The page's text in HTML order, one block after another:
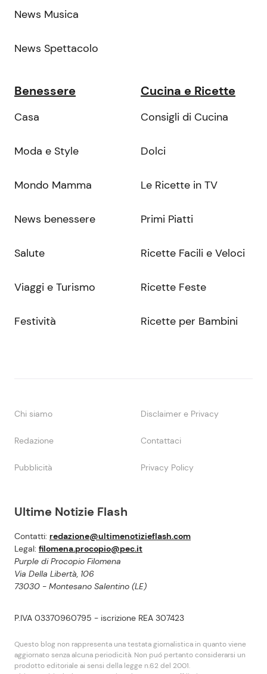
Ultime Notizie Flash
Contatti: redazione@ultimenotizieflash.com
Legal: filomena.procopio@pec.it
Purple di Procopio Filomena
Via Della Libertà, 106
73030 - Montesano Salentino (LE)
P.IVA 03370960795 - iscrizione REA 307423
Questo blog non rappresenta una testata giornalistica in quanto viene
aggiornato senza alcuna periodicità. Non puó pertanto considerarsi un
prodotto editoriale ai sensi della legge n.62 del 2001.
News Musica
News Spettacolo
Benessere
Casa
Moda e Style
Mondo Mamma
News benessere
Salute
Viaggi e Turismo
Festività
Cucina e Ricette
Consigli di Cucina
Dolci
Le Ricette in TV
Primi Piatti
Ricette Facili e Veloci
Ricette Feste
Ricette per Bambini
Chi siamo Disclaimer e Privacy
Redazione Contattaci
Pubblicità Privacy Policy